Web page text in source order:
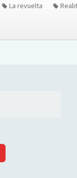
La revuelta